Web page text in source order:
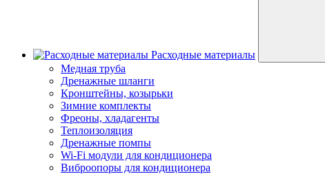
Расходные материалы
Медная труба
Дренажные шланги
Кронштейны, козырьки
Зимние комплекты
Фреоны, хладагенты
Теплоизоляция
Дренажные помпы
Wi-Fi модули для кондиционера
Виброопоры для кондиционера